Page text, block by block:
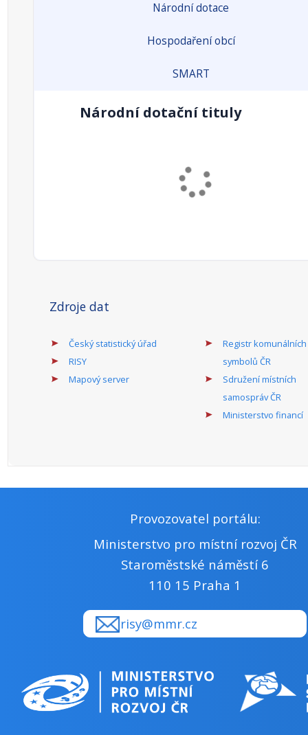
Národní dotace
Hospodaření obcí
SMART
Národní dotační tituly
Zdroje dat
Český statistický úřad
RISY
Mapový server
Registr komunálních
symbolů ČR
Sdružení místních
samospráv ČR
Ministerstvo financí
Provozovatel portálu:
Ministerstvo pro místní rozvoj ČR
Staroměstské náměstí 6
110 15 Praha 1
risy@mmr.cz